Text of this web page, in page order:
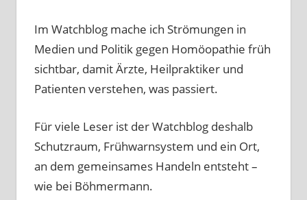
Im Watchblog mache ich Strömungen in
Medien und Politik gegen Homöopathie früh
sichtbar, damit Ärzte, Heilpraktiker und
Patienten verstehen, was passiert.
Für viele Leser ist der Watchblog deshalb
Schutzraum, Frühwarnsystem und ein Ort,
an dem gemeinsames Handeln entsteht –
wie bei Böhmermann.